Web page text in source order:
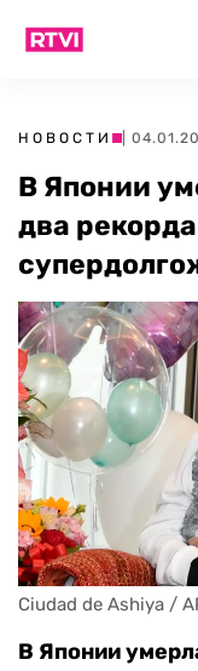
НОВОСТИ |
В Японии
два рекорда
Ciudad de Ashiya /
В Японии